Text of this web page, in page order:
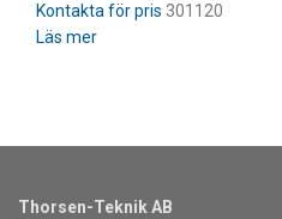
301120
Läs mer
Thorsen-Teknik AB